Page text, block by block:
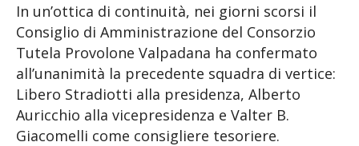
In un’ottica di continuità, nei giorni scorsi il
Consiglio di Amministrazione del Consorzio
Tutela Provolone Valpadana ha confermato
all’unanimità la precedente squadra di vertice:
Libero Stradiotti alla presidenza, Alberto
Auricchio alla vicepresidenza e Valter B.
Giacomelli come consigliere tesoriere.